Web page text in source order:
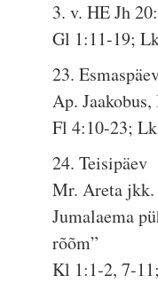
3. v. HE Jh
Gl 1:11-19;
23.
Ap.
Fl 4:10-23;
24. Teisipäev
Mr. Areta jkk.
Jumalaema
rõõm”
Kl 1:1-2, 7-